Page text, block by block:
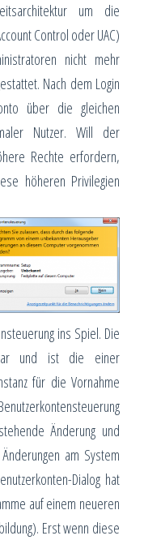
um die
Control oder UAC)
nicht mehr
Nach dem Login
über die gleichen
Nutzer. Will der
Rechte erfordern,
höheren Privilegien
ins Spiel. Die
und ist die einer
für die Vornahme
Änderung und
am System
Dialog hat
auf einem neueren
Erst wenn diese